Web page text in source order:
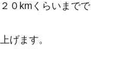
０kmくらいまでで
げます。